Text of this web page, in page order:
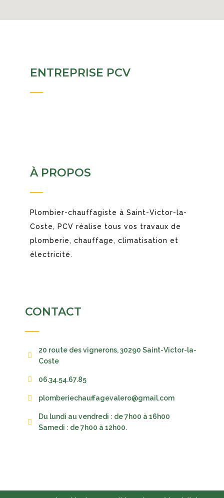
ENTREPRISE PCV
À PROPOS
Plombier-chauffagiste à Saint-Victor-la-
Coste, PCV réalise tous vos travaux de
plomberie, chauffage, climatisation et
électricité.
CONTACT
20 route des vignerons, 30290 Saint-Victor-la-
Coste
06.34.54.67.85
plomberiechauffagevalero@gmail.com
Du lundi au vendredi : de 7h00 à 16h00
Samedi : de 7h00 à 12h00.